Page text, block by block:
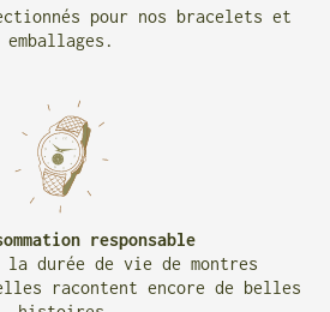
pour nos bracelets et
emballages.
responsable
la durée de vie de montres
racontent encore de belles